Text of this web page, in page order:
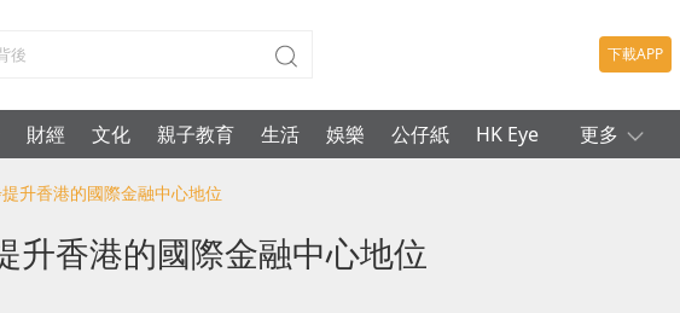
下載APP
財經 文化 親子教育 生活 娛樂 公仔紙 HK Eye 更多
升香港的國際金融中心地位
升香港的國際金融中心地位